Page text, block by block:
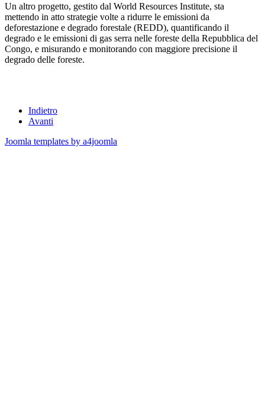
Un altro progetto, gestito dal World Resources Institute, sta
mettendo in atto strategie volte a ridurre le emissioni da
deforestazione e degrado forestale (REDD), quantificando il
degrado e le emissioni di gas serra nelle foreste della Repubblica del
Congo, e misurando e monitorando con maggiore precisione il
degrado delle foreste.
Indietro
Avanti
Joomla templates by a4joomla